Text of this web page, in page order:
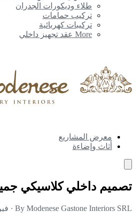
طلاء وديكورات الجدران
تركيب حمامات
تركيبات كهربائية
More عقد تجهيز داخلي
معرض المشاريع
أثاث وإضاءة
تصميم داخلي كلاسيكي
By Modenese Gastone Interiors SRL
·